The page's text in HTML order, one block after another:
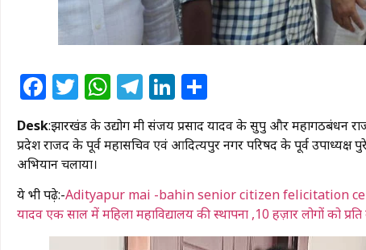
Facebook
Twitter
WhatsApp
Telegram
LinkedIn
Desk:झारखंड के उद्योग मंत्री संजय प्रसाद यादव के सुपुत्र और महागठबंधन
प्रदेश राजद के पूर्व महासचिव एवं आदित्यपुर नगर परिषद के पूर्व उपाध्यक्ष
अभियान चलाया।
ये भी पढ़े:-Adityapur mai -bahin senior citizen felicitation
यादव एक साल में महिला महाविद्यालय की स्थापना ,10 हज़ार लोगों को